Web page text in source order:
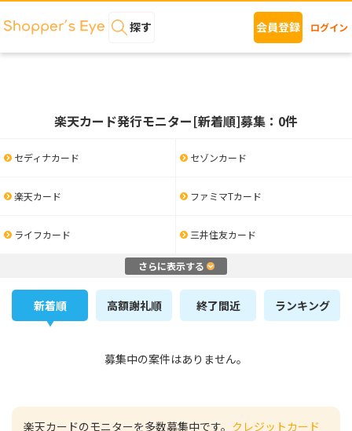
探す 会員登録 ログイン
楽天カード発行モニター[新着順]募集：0件
セディナカード セゾンカード
楽天カード ファミマTカード
ライフカード 三井住友カード
さらに表示する
新着順 高額謝礼順 終了間近 ランキング
募集中の案件はありません。
楽天カードのモニターを多数募集中です。 クレジットカード